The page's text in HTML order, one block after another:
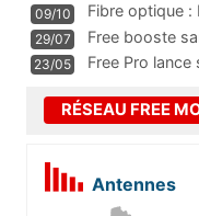
09/10
Fibre optique :
pass
29/07
Free booste
23/05 Free Pro
RÉSEAU FREE
Antennes